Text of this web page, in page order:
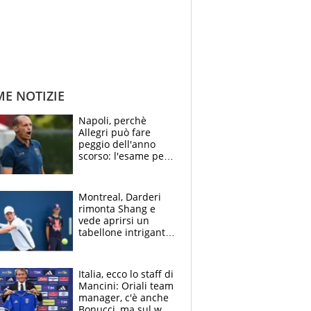
NOTIZIE
Napoli, perchè
Allegri può fare
peggio dell'anno
scorso: l'esame per
Monopoly
Montreal, Darderi
rimonta Shang e
vede aprirsi un
tabellone intrigante:
felice del mio livello"
Italia, ecco lo staff di
Mancini: Oriali team
manager, c'è anche